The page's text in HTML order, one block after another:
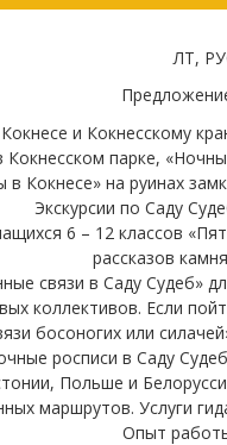
ЛТ,
и Кокнесскому
Кокнесском парке,
в Кокнесе» на руинах
Экскурсии по Саду
6 – 12 классов
рассказов
связи в Саду Судеб»
коллективов. Если
босоногих или
росписи в Саду
Польше и
маршрутов. Услуги
Опыт